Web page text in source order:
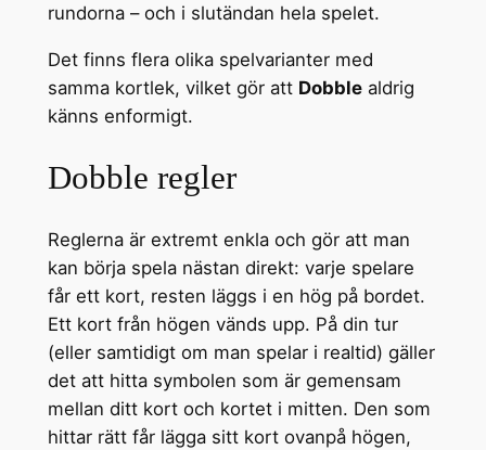
rundorna – och i slutändan hela spelet.
Det finns flera olika spelvarianter med
samma kortlek, vilket gör att Dobblealdrig
känns enformigt.
Dobble regler
Reglerna är extremt enkla och gör att man
kan börja spela nästan direkt: varje spelare
får ett kort, resten läggs i en hög på bordet.
Ett kort från högen vänds upp. På din tur
(eller samtidigt om man spelar i realtid) gäller
det att hitta symbolen som är gemensam
mellan ditt kort och kortet i mitten. Den som
hittar rätt får lägga sitt kort ovanpå högen,